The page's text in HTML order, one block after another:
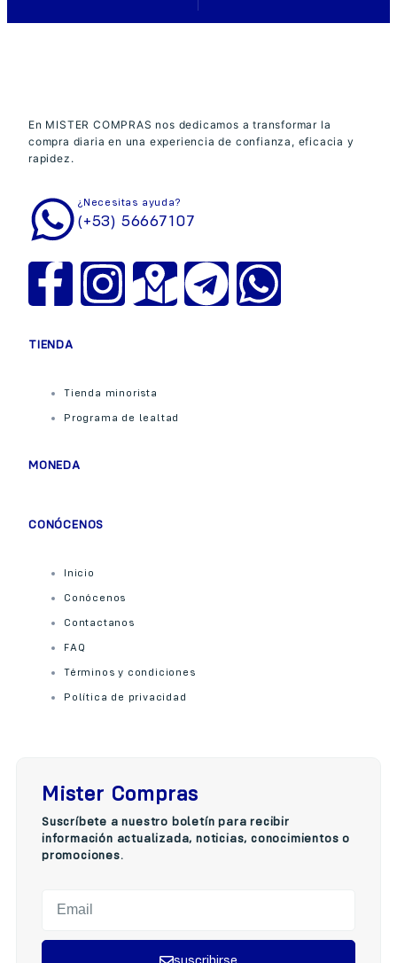
En MISTER COMPRAS nos dedicamos a transformar la
compra diaria en una experiencia de confianza, eficacia y
rapidez.
¿Necesitas ayuda?
(+53) 56667107
TIENDA
Tienda minorista
Programa de lealtad
MONEDA
CONÓCENOS
Inicio
Conócenos
Contactanos
FAQ
Términos y condiciones
Política de privacidad
Mister Compras
Suscríbete a nuestro boletín para recibir
información actualizada, noticias, conocimientos o
promociones.